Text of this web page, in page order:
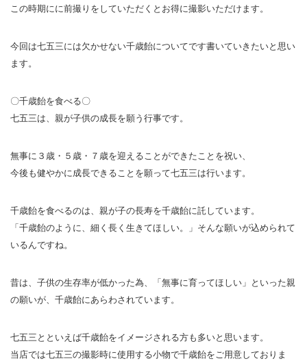
この時期にに前撮りをしていただくとお得に撮影いただけます。
今回は七五三には欠かせない千歳飴についてです書いていきたいと思い
ます。
〇千歳飴を食べる〇
七五三は、親が子供の成長を願う行事です。
無事に３歳・５歳・７歳を迎えることができたことを祝い、
今後も健やかに成長できることを願って七五三は行います。
千歳飴を食べるのは、親が子の長寿を千歳飴に託しています。
「千歳飴のように、細く長く生きてほしい。」そんな願いが込められて
いるんですね。
昔は、子供の生存率が低かった為、「無事に育ってほしい」といった親
の願いが、千歳飴にあらわされています。
七五三とといえば千歳飴をイメージされる方も多いと思います。
当店では七五三の撮影時に使用する小物で千歳飴をご用意しておりま